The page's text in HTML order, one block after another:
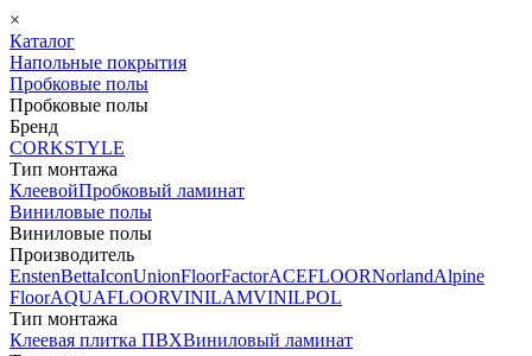
×
Каталог
Напольные покрытия
Пробковые полы
Пробковые полы
Бренд
CORKSTYLE
Тип монтажа
КлеевойПробковый ламинат
Виниловые полы
Виниловые полы
Производитель
EnstenBettaIconUnionFloorFactorACEFLOORNorlandAlpine
FloorAQUAFLOORVINILAMVINILPOL
Тип монтажа
Клеевая плитка ПВХВиниловый ламинат